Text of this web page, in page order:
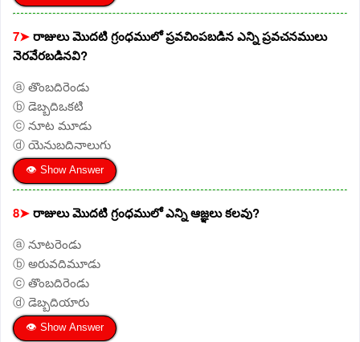
7➤రాజులు మొదటి గ్రంధములో ప్రవచింపబడిన ఎన్ని ప్రవచనములు
నెరవేరబడినవి?
ⓐ తొంబదిరెండు
ⓑ డెబ్బదిఒకటి
ⓒ నూట మూడు
ⓓ యెనుబదినాలుగు
👁 Show Answer
8➤రాజులు మొదటి గ్రంధములో ఎన్ని ఆజ్ఞలు కలవు?
ⓐ నూటరెండు
ⓑ అరువదిమూడు
ⓒ తొంబదిరెండు
ⓓ డెబ్బదియారు
👁 Show Answer